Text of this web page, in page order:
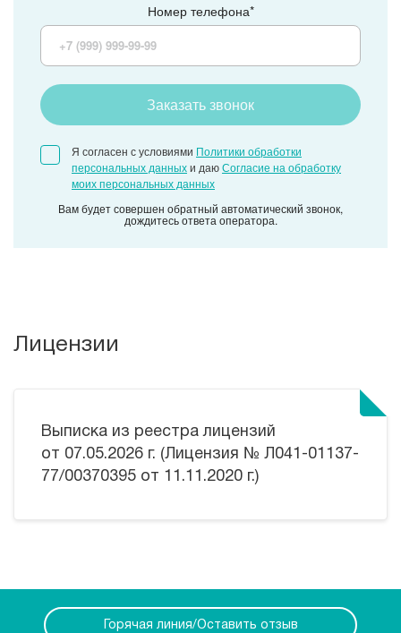
Номер телефона*
Заказать звонок
Я согласен с условиями Политики обработки
персональных данныхи даюСогласие на обработку
моих персональных данных
Вам будет совершен обратный автоматический звонок,
дождитесь ответа оператора.
Лицензии
Выписка из реестра лицензий
от 07.05.2026 г. (Лицензия № Л041-01137-
77/00370395 от 11.11.2020 г.)
Горячая линия/Оставить отзыв